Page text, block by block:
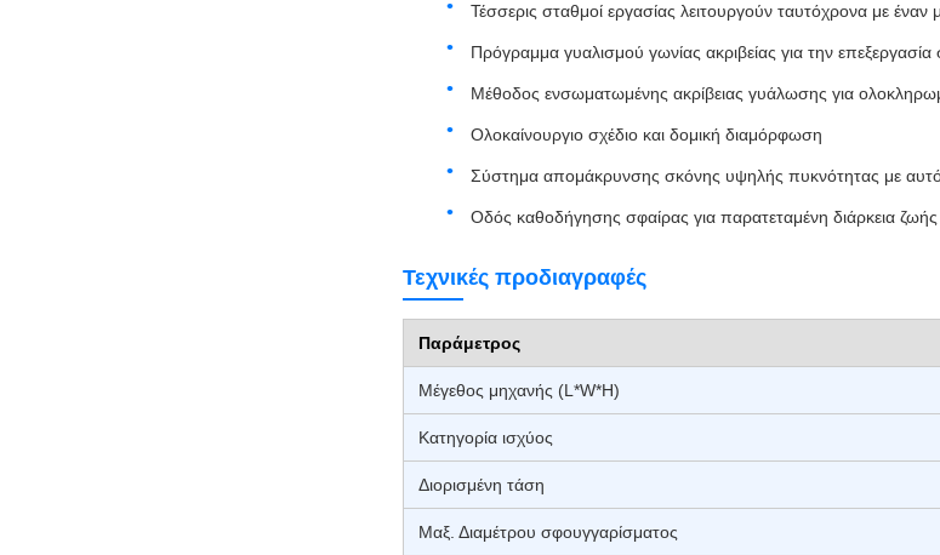
Τέσσερις σταθμοί εργασίας λειτουργούν ταυτόχρονα με
Πρόγραμμα γυαλισμού γωνίας ακριβείας για την
Μέθοδος ενσωματωμένης ακρίβειας γυάλωσης για
Ολοκαίνουργιο σχέδιο και δομική διαμόρφωση
Σύστημα απομάκρυνσης σκόνης υψηλής πυκνότητας με
Οδός καθοδήγησης σφαίρας για παρατεταμένη διάρκεια
Τεχνικές προδιαγραφές
Παράμετρος
Μέγεθος μηχανής (L*W*H)
Κατηγορία ισχύος
Διορισμένη τάση
Μαξ. Διαμέτρου σφουγγαρίσματος